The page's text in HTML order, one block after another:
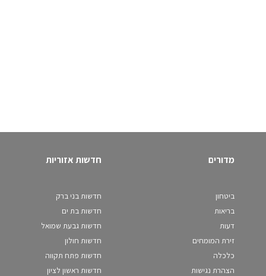
מדורים
ביטחון
בריאות
דעות
זירת המומחים
כלכלה
הצהרת נגישות
חדשות אזוריות
חדשות בני ברק
חדשות בת ים
חדשות גבעת שמואל
חדשות חולון
חדשות פתח תקווה
חדשות ראשון לציון